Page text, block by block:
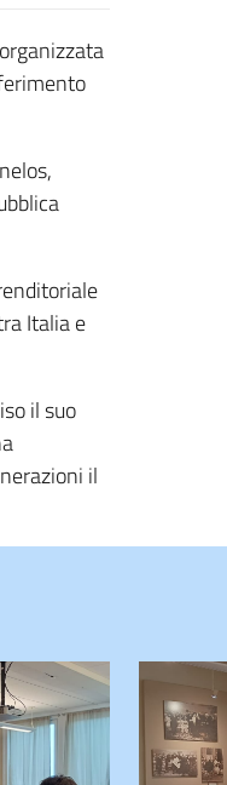
Italia e
il suo
il